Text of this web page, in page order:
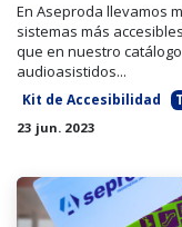
En Aseproda llevamos
sistemas más
que en nuestro
audioasistidos...
Kit de Accesibilidad
23 jun. 2023